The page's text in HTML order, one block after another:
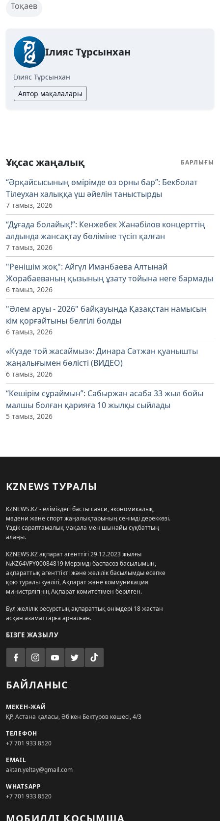
Тоқаев
Ілияс Тұрсынхан
Ілияс Тұрсынхан
Автор мақалалары
Ұқсас жаңалық БАРЛЫҒЫ
“Әрқайсысының өмірімде өз орны бар”: Бекболат
Тілеухан халыққа үш әйелін таныстырды
7 тамыз, 2026
“Дұғада болайық!”: Кенжебек Жанәбілов концерттің
алдында жансақтау бөліміне түсіп қалған
7 тамыз, 2026
"Ренішім жоқ": Айгүл Иманбаева Алтынай
Жорабаеваның қызының ұзату тойына неге бармады
6 тамыз, 2026
"Әлем аруы - 2026" байқауында Қазақстан намысын
кім қорғайтыны белгілі болды
6 тамыз, 2026
«Күзде той жасаймыз»: Динара Сәтжан қуанышты
жаңалығымен бөлісті (ВИДЕО)
6 тамыз, 2026
“Кешірім сұраймын”: Сабыржан асаба 33 жыл бойы
малшы болған қарияға 10 жылқы сыйлады
5 тамыз, 2026
KZNEWS ТУРАЛЫ
KZNEWS.KZ - еліміздегі басты саяси, экономикалық,
мәдени және спорт жаңалықтарының сенімді дереккөзі.
Үздік сараптамалық мақала мен шынайы сұқбаттың
алаңы.
KZNEWS.KZ ақпарат агенттігі 29.12.2023 жылғы
№KZ64VPY00084819 Мерзімді баспасөз басылымын,
ақпараттық агенттікті және желілік басылымды есепке
қою туралы куәлігі, Ақпарат және коммуникация
министрлігінің Ақпарат комитетімен берілген.
Бұл желілік ресурстың ақпараттық өнімдері 18 жастан
асқан азаматтарға арналған.
БІЗГЕ ЖАЗЫЛУ
БАЙЛАНЫС
МЕКЕН-ЖАЙ
ҚР, Астана қаласы, Әбікен Бектұров көшесі, 4/3
ТЕЛЕФОН
+7 701 933 8520
EMAIL
aktan.yeltay@gmail.com
WHATSAPP
+7 701 933 8520